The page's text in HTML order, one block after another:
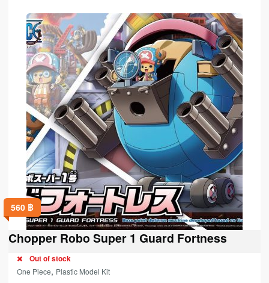
560 ฿
Chopper Robo Super 1 Guard Fortness
Out of stock
One Piece, Plastic Model Kit